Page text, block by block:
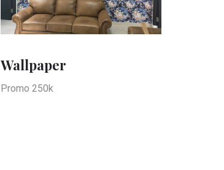
Wallpaper
Promo 250k